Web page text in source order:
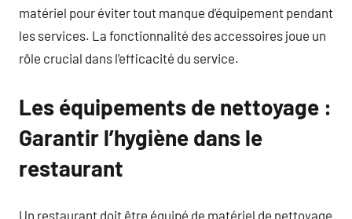
matériel pour éviter tout manque d’équipement pendant
les services. La fonctionnalité des accessoires joue un
rôle crucial dans l’efficacité du service.
Les équipements de nettoyage :
Garantir l’hygiène dans le
restaurant
Un restaurant doit être équipé de matériel de nettoyage